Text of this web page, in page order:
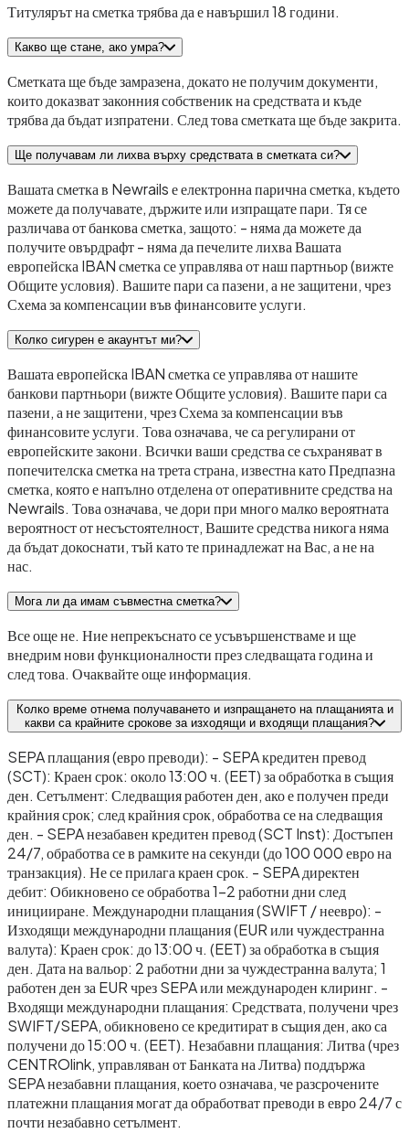
Титулярът на сметка трябва да е навършил 18 години.
Какво ще стане, ако умра?
Сметката ще бъде замразена, докато не получим документи,
които доказват законния собственик на средствата и къде
трябва да бъдат изпратени. След това сметката ще бъде закрита.
Ще получавам ли лихва върху средствата в сметката си?
Вашата сметка в Newrails е електронна парична сметка, където
можете да получавате, държите или изпращате пари. Тя се
различава от банкова сметка, защото: - няма да можете да
получите овърдрафт - няма да печелите лихва Вашата
европейска IBAN сметка се управлява от наш партньор (вижте
Общите условия). Вашите пари са пазени, а не защитени, чрез
Схема за компенсации във финансовите услуги.
Колко сигурен е акаунтът ми?
Вашата европейска IBAN сметка се управлява от нашите
банкови партньори (вижте Общите условия). Вашите пари са
пазени, а не защитени, чрез Схема за компенсации във
финансовите услуги. Това означава, че са регулирани от
европейските закони. Всички ваши средства се съхраняват в
попечителска сметка на трета страна, известна като Предпазна
сметка, която е напълно отделена от оперативните средства на
Newrails. Това означава, че дори при много малко вероятната
вероятност от несъстоятелност, Вашите средства никога няма
да бъдат докоснати, тъй като те принадлежат на Вас, а не на
нас.
Мога ли да имам съвместна сметка?
Все още не. Ние непрекъснато се усъвършенстваме и ще
внедрим нови функционалности през следващата година и
след това. Очаквайте още информация.
Колко време отнема получаването и изпращането на плащанията и
какви са крайните срокове за изходящи и входящи плащания?
SEPA плащания (евро преводи): - SEPA кредитен превод
(SCT): Краен срок: около 13:00 ч. (EET) за обработка в същия
ден. Сетълмент: Следващия работен ден, ако е получен преди
крайния срок; след крайния срок, обработва се на следващия
ден. - SEPA незабавен кредитен превод (SCT Inst): Достъпен
24/7, обработва се в рамките на секунди (до 100 000 евро на
транзакция). Не се прилага краен срок. - SEPA директен
дебит: Обикновено се обработва 1–2 работни дни след
иницииране. Международни плащания (SWIFT / неевро): -
Изходящи международни плащания (EUR или чуждестранна
валута): Краен срок: до 13:00 ч. (EET) за обработка в същия
ден. Дата на вальор: 2 работни дни за чуждестранна валута; 1
работен ден за EUR чрез SEPA или международен клиринг. -
Входящи международни плащания: Средствата, получени чрез
SWIFT/SEPA, обикновено се кредитират в същия ден, ако са
получени до 15:00 ч. (EET). Незабавни плащания: Литва (чрез
CENTROlink, управляван от Банката на Литва) поддържа
SEPA незабавни плащания, което означава, че разсрочените
платежни плащания могат да обработват преводи в евро 24/7 с
почти незабавно сетълмент.